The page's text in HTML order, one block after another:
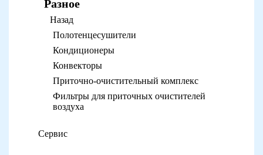
Разное
Назад
Полотенцесушители
Кондиционеры
Конвекторы
Приточно-очистительный комплекс
Фильтры для приточных очистителей
воздуха
Сервис